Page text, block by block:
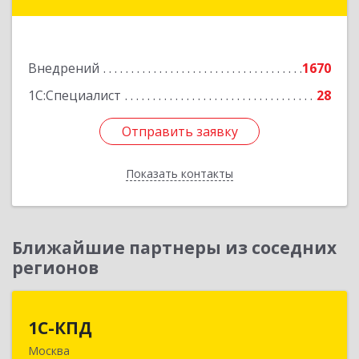
Внедрений
1670
1С:Специалист
28
Отправить заявку
Показать контакты
Отправить заявку
Назад
Ближайшие партнеры из соседних
регионов
1С-КПД
Москва109147, Москва г, Воронцовская ул, дом №